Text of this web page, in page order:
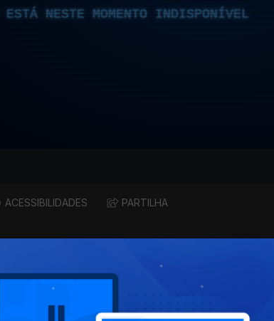
ESTÁ NESTE MOMENTO INDISPONÍVEL
ACESSIBILIDADES PARTILHA